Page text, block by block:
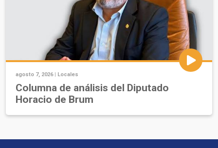
agosto 7, 2026 | Locales
Columna de análisis del Diputado
Horacio de Brum